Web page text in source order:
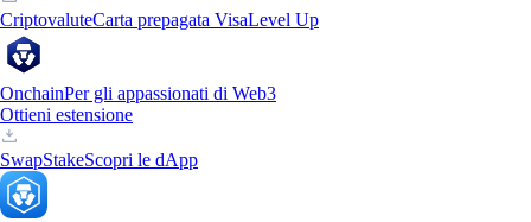
CriptovaluteCarta prepagata VisaLevel Up
OnchainPer gli appassionati di Web3
Ottieni estensione
SwapStakeScopri le dApp